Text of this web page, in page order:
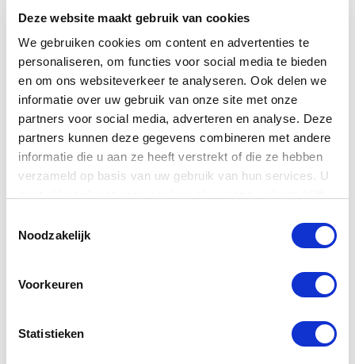
Deze website maakt gebruik van cookies
We gebruiken cookies om content en advertenties te
personaliseren, om functies voor social media te bieden
en om ons websiteverkeer te analyseren. Ook delen we
informatie over uw gebruik van onze site met onze
partners voor social media, adverteren en analyse. Deze
partners kunnen deze gegevens combineren met andere
informatie die u aan ze heeft verstrekt of die ze hebben
verzameld op basis van uw gebruik van hun services. U
Noodzakelijk
Voorkeuren
Statistieken
Nunc mollis bibendum egestas. Nam commodo ex non
porttitor sagittis. Mauris ut lorem volutpat, mollis enim
in, congue nisi. Cras in rhoncus est, ut placerat nibh.
Aliquam nec ligula ut dolor aliquet mollis. Integer
facilisis, dolor blandit vulputate mollis, nulla arcu
fringilla elit, sed consectetur metus magna eu tellus.
Donec sodales, orci in molestie condimentum, risus
augue. Duis a lectus eget diam dignissim sollicitudin.
quam dignissim in. Vestibulum mattis dui eu tempor
volutpat. Quisque ut sagittis ante. Donec in orci leo.
Fusce nibh urna, auctor eget sem quis, dictum lacinia
metus. Donec vel vehicula lacus.
Vestibulum ac velit augue. Etiam vulputate, dolor